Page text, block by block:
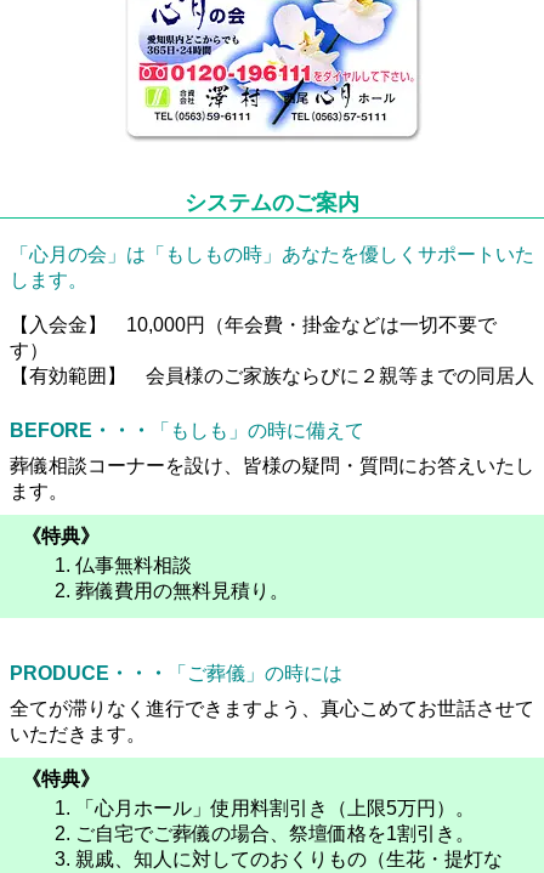
システムのご案内
「心月の会」は「もしもの時」あなたを優しくサポートいた
します。
【入会金】 10,000円（年会費・掛金などは一切不要で
す）
【有効範囲】 会員様のご家族ならびに２親等までの同居人
BEFORE・・・
「もしも」の時に備えて
葬儀相談コーナーを設け、皆様の疑問・質問にお答えいたし
ます。
《特典》
仏事無料相談
葬儀費用の無料見積り。
PRODUCE・・・
「ご葬儀」の時には
全てが滞りなく進行できますよう、真心こめてお世話させて
いただきます。
《特典》
「心月ホール」使用料割引き（上限5万円）。
ご自宅でご葬儀の場合、祭壇価格を1割引き。
親戚、知人に対してのおくりもの（生花・提灯な